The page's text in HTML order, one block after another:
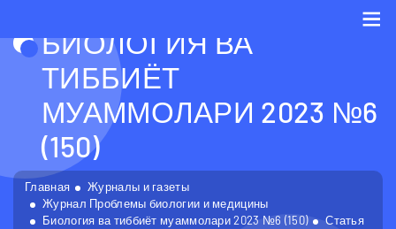
БИОЛОГИЯ ВА
ТИББИЁТ
МУАММОЛАРИ 2023 №6
(150)
Главная
Журналы и газеты
Журнал Проблемы биологии и медицины
Биология ва тиббиёт муаммолари 2023 №6 (150)
Статья